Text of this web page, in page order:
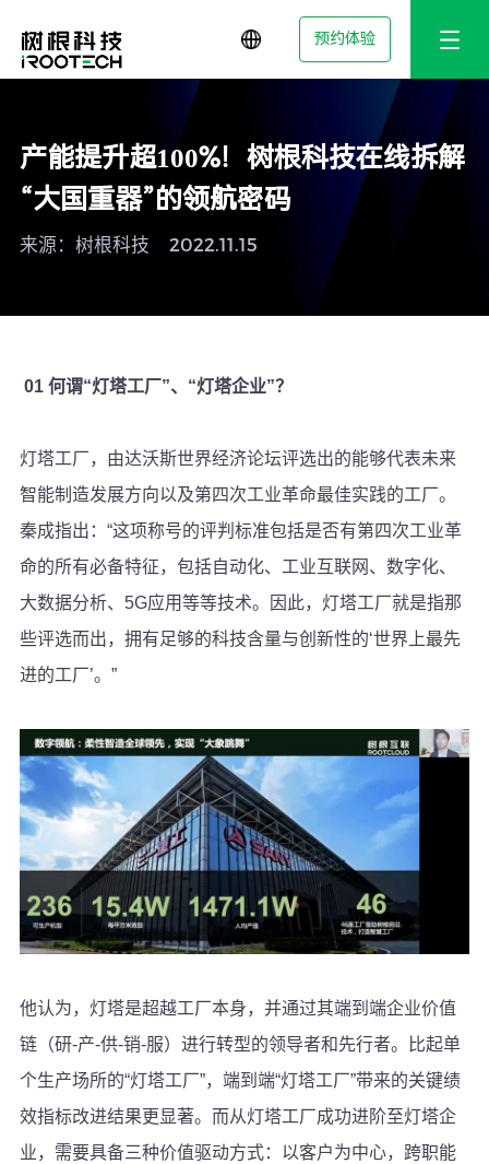
预约体验
产能提升超100%！树根科技在线拆解
“大国重器”的领航密码
来源：树根科技 2022.11.15
01 何谓“灯塔工厂”、“灯塔企业”？
灯塔工厂，由达沃斯世界经济论坛评选出的能够代表未来
智能制造发展方向以及第四次工业革命最佳实践的工厂。
秦成指出：“这项称号的评判标准包括是否有第四次工业革
命的所有必备特征，包括自动化、工业互联网、数字化、
大数据分析、5G应用等等技术。因此，灯塔工厂就是指那
些评选而出，拥有足够的科技含量与创新性的‘世界上最先
进的工厂’。”
他认为，灯塔是超越工厂本身，并通过其端到端企业价值
链（研-产-供-销-服）进行转型的领导者和先行者。比起单
个生产场所的“灯塔工厂”，端到端“灯塔工厂”带来的关键绩
效指标改进结果更显著。而从灯塔工厂成功进阶至灯塔企
业，需要具备三种价值驱动方式：以客户为中心，跨职能